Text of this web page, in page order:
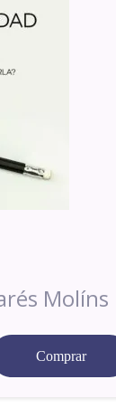
Molíns
Comprar